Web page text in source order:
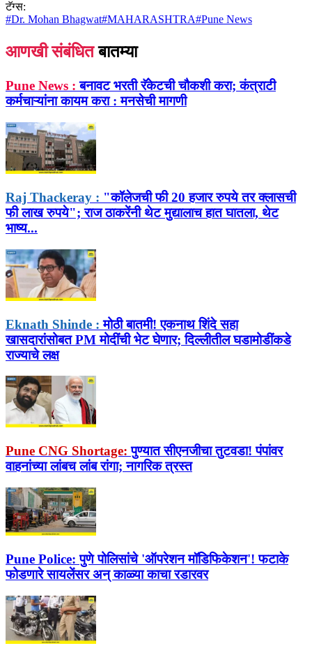
टॅग्स:
#Dr. Mohan Bhagwat#MAHARASHTRA#Pune News
आणखी संबंधित बातम्या
Pune News : बनावट भरती रॅकेटची चौकशी करा; कंत्राटी
कर्मचाऱ्यांना कायम करा : मनसेची मागणी
Raj Thackeray : "कॉलेजची फी 20 हजार रुपये तर क्लासची
फी लाख रुपये"; राज ठाकरेंनी थेट मुद्यालाच हात घातला, थेट
भाष्य...
Eknath Shinde : मोठी बातमी! एकनाथ शिंदे सहा
खासदारांसोबत PM मोदींची भेट घेणार; दिल्लीतील घडामोडींकडे
राज्याचे लक्ष
Pune CNG Shortage: पुण्यात सीएनजीचा तुटवडा! पंपांवर
वाहनांच्या लांबच लांब रांगा; नागरिक त्रस्त
Pune Police: पुणे पोलिसांचे 'ऑपरेशन मॉडिफिकेशन'! फटाके
फोडणारे सायलेंसर अन् काळ्या काचा रडारवर